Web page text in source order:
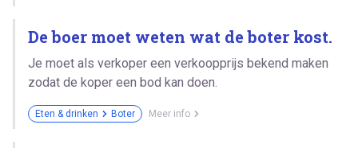
De boer moet weten wat de boter kost.
Je moet als verkoper een verkoopprijs bekend maken
zodat de koper een bod kan doen.
Eten & drinken Boter Meer info